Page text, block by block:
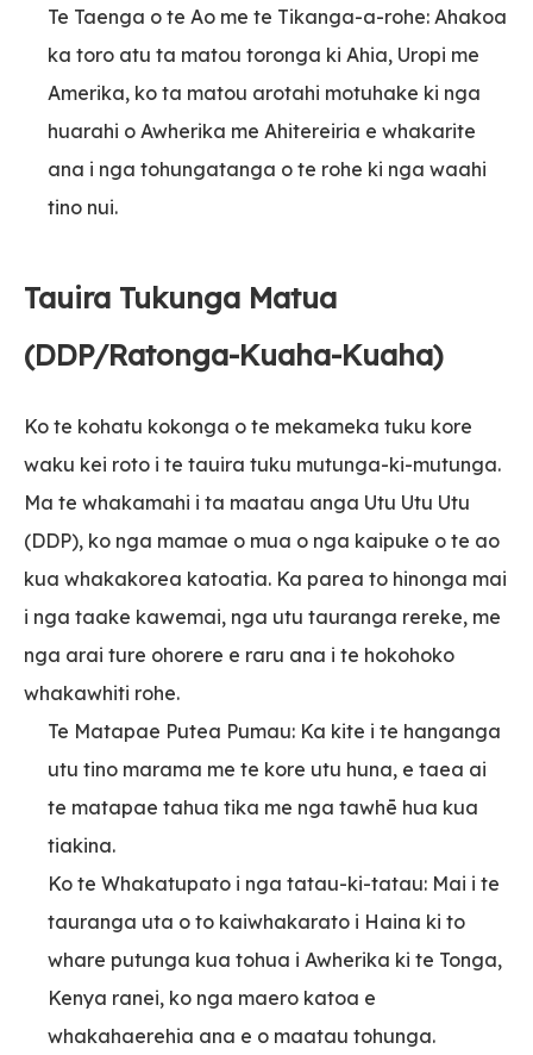
Te Taenga o te Ao me te Tikanga-a-rohe: Ahakoa
ka toro atu ta matou toronga ki Ahia, Uropi me
Amerika, ko ta matou arotahi motuhake ki nga
huarahi o Awherika me Ahitereiria e whakarite
ana i nga tohungatanga o te rohe ki nga waahi
tino nui.
Tauira Tukunga Matua
(DDP/Ratonga-Kuaha-Kuaha)
Ko te kohatu kokonga o te mekameka tuku kore
waku kei roto i te tauira tuku mutunga-ki-mutunga.
Ma te whakamahi i ta maatau anga Utu Utu Utu
(DDP), ko nga mamae o mua o nga kaipuke o te ao
kua whakakorea katoatia. Ka parea to hinonga mai
i nga taake kawemai, nga utu tauranga rereke, me
nga arai ture ohorere e raru ana i te hokohoko
whakawhiti rohe.
Te Matapae Putea Pumau: Ka kite i te hanganga
utu tino marama me te kore utu huna, e taea ai
te matapae tahua tika me nga tawhē hua kua
tiakina.
Ko te Whakatupato i nga tatau-ki-tatau: Mai i te
tauranga uta o to kaiwhakarato i Haina ki to
whare putunga kua tohua i Awherika ki te Tonga,
Kenya ranei, ko nga maero katoa e
whakahaerehia ana e o maatau tohunga.